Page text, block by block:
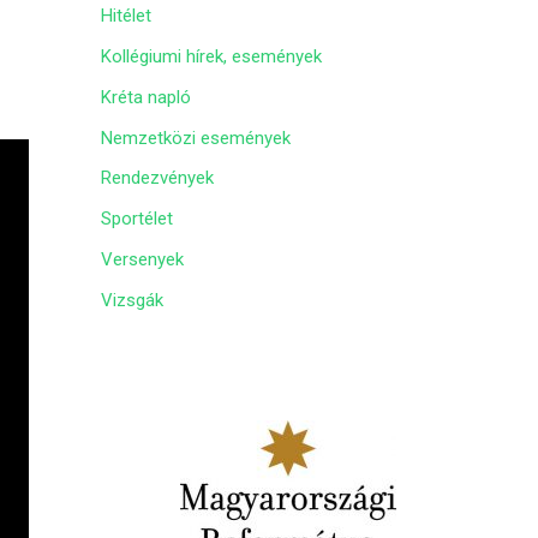
Hitélet
Kollégiumi hírek, események
Kréta napló
Nemzetközi események
Rendezvények
Sportélet
Versenyek
Vizsgák